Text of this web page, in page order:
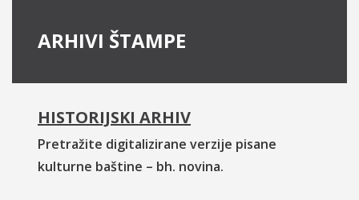
ARHIVI ŠTAMPE
HISTORIJSKI ARHIV
Pretražite digitalizirane verzije pisane
kulturne baštine – bh. novina.